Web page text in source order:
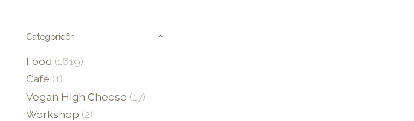
Categorieën
Food (1619)
Café (1)
Vegan High Cheese (17)
Workshop (2)